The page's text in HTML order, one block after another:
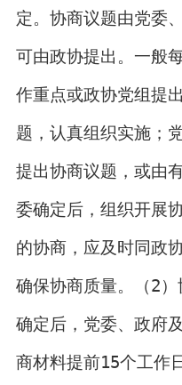
定。协商议题由党委
可由政协提出。一般
作重点或政协党组提
题，认真组织实施；
提出协商议题，或由
委确定后，组织开展
的协商，应及时同政
确保协商质量。（2
确定后，党委、政府
商材料提前15个工作